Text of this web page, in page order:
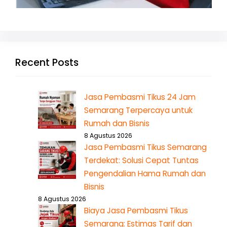
Recent Posts
Jasa Pembasmi Tikus 24 Jam
Semarang Terpercaya untuk
Rumah dan Bisnis
8 Agustus 2026
Jasa Pembasmi Tikus Semarang
Terdekat: Solusi Cepat Tuntas
Pengendalian Hama Rumah dan
Bisnis
8 Agustus 2026
Biaya Jasa Pembasmi Tikus
Semarang: Estimas Tarif dan